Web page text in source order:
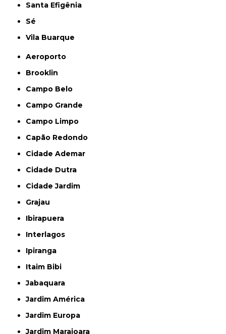
Santa Efigênia
Sé
Vila Buarque
Aeroporto
Brooklin
Campo Belo
Campo Grande
Campo Limpo
Capão Redondo
Cidade Ademar
Cidade Dutra
Cidade Jardim
Grajau
Ibirapuera
Interlagos
Ipiranga
Itaim Bibi
Jabaquara
Jardim América
Jardim Europa
Jardim Marajoara